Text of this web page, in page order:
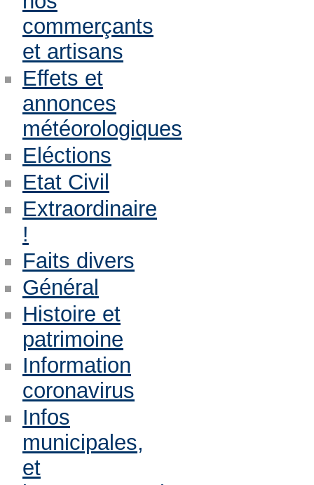
commerçants
et artisans
Effets et
annonces
météorologiques
Eléctions
Etat Civil
Extraordinaire
!
Faits divers
Général
Histoire et
patrimoine
Information
coronavirus
Infos
municipales,
et